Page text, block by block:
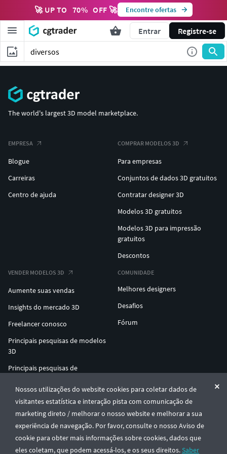
🚀 UP TO 70% OFF 🚀 Encontre ofertas
Entrar Registre-se
Nossos utilizações do website cookies para coletar dados de
visitantes estatística e interação pista com comunicação de
marketing direto / melhorar o nosso website e melhorar a sua
experiência de navegação. Por favor, consulte o nosso Aviso de
cookie para obter mais informações sobre cookies, dados que
eles coletam, que podem acessá-los, e os seus direitos. Saber
The world's largest 3D model marketplace.
EMPRESA
Blogue
Carreiras
Centro de ajuda
COMPRAR MODELOS 3D
Para empresas
Conjuntos de dados 3D gratuitos
Contratar designer 3D
Modelos 3D gratuitos
Modelos 3D para impressão
gratuitos
Descontos
VENDER MODELOS 3D
Aumente suas vendas
Insights do mercado 3D
Freelancer conosco
Principais pesquisas de modelos
3D
Principais pesquisas de
COMUNIDADE
Melhores designers
Desafios
Fórum
ENTERPRISE 3D AT SCALE
© CGTrader 2011-2026
UAB CGTrader, Antakalnio st. 17, Vilnius, Lithuania
Termos e CondiçõesPrivacidade🇵🇹 Português